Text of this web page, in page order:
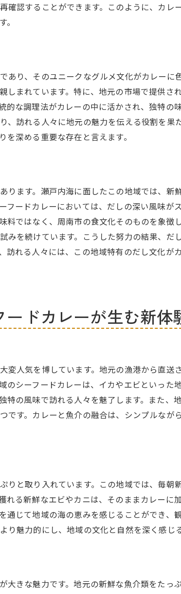
周南市ならではのグルメ体験を楽しむ
新しい味覚発見の旅に出よう
周南市のカレーイベント情報
訪問者の心に残るグルメな旅の計画
市で味わう特別なカレーの歴史と背景
地域に根付くカレー文化の歴史
周南市のカレーにまつわる逸話
カレーが地域文化に与える影響
食材が彩る周南市のシーフードカレー体験
地元の農産物と海産物が織りなす一皿
地元の市場で手に入る食材の選び方
カレー好きのためのおすすめスポット
初めての人にも優しいカレー体験
地元の人が教える美味しい食べ方
カレーとだしが織りなす新しい味覚
確認することができます。このように、カ
あり、そのユニークなグルメ文化がカレー
しまれています。特に、地元の市場で提供
的な調理法がカレーの中に活かされ、独特の
、訪れる人々に地元の魅力を伝える役割を
深める重要な存在と言えます。
ます。瀬戸内海に面したこの地域では、新
フードカレーにおいては、だしの深い風味
ではなく、周南市の食文化そのものを象徴
みを続けています。こうした努力の結果、
訪れる人々には、この地域特有のだし文化
ドカレーが生む新体
変人気を博しています。地元の漁港から直
のシーフードカレーは、イカやエビといった
の風味で訪れる人々を魅了します。また、
です。カレーと魚介の融合は、シンプルな
りと取り入れています。この地域では、毎
れる新鮮なエビやカニは、そのままカレー
じて地域の海の恵みを感じることができ、
魅力的にし、地域の文化と自然を深く感じ
大きな魅力です。地元の新鮮な魚介類をたっ